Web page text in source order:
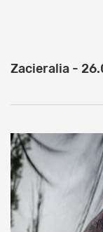
Zacieralia -